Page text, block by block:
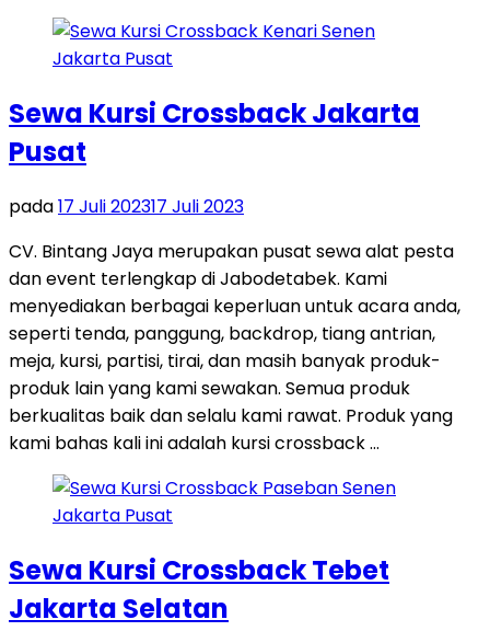
Sewa Kursi Crossback Jakarta
Pusat
pada17 Juli 202317 Juli 2023
CV. Bintang Jaya merupakan pusat sewa alat pesta
dan event terlengkap di Jabodetabek. Kami
menyediakan berbagai keperluan untuk acara anda,
seperti tenda, panggung, backdrop, tiang antrian,
meja, kursi, partisi, tirai, dan masih banyak produk-
produk lain yang kami sewakan. Semua produk
berkualitas baik dan selalu kami rawat. Produk yang
kami bahas kali ini adalah kursi crossback …
Sewa Kursi Crossback Tebet
Jakarta Selatan